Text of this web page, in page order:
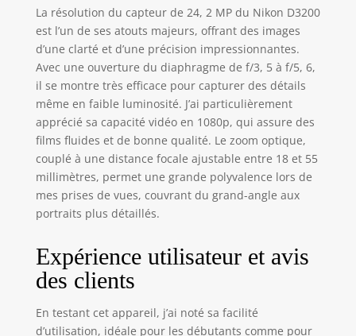
une large plage de
sensibilité à la
lumière, allant
jusqu'à ISO 6400 et
permettant la
capture
d'excellentes
images même
lorsque la lumière
est faible Si vous
débutez dans la
photographie
tout au long du
prise de vue, de
visualisation et de
La résolution du capteur de 24, 2 MP du Nikon D3200
est l’un de ses atouts majeurs, offrant des images
d’une clarté et d’une précision impressionnantes.
Avec une ouverture du diaphragme de f/3, 5 à f/5, 6,
il se montre très efficace pour capturer des détails
même en faible luminosité. J’ai particulièrement
apprécié sa capacité vidéo en 1080p, qui assure des
films fluides et de bonne qualité. Le zoom optique,
couplé à une distance focale ajustable entre 18 et 55
millimètres, permet une grande polyvalence lors de
mes prises de vues, couvrant du grand-angle aux
portraits plus détaillés.
Expérience utilisateur et avis
des clients
En testant cet appareil, j’ai noté sa facilité
d’utilisation, idéale pour les débutants comme pour